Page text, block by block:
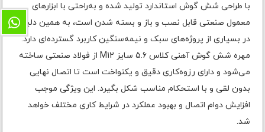
با طراحی شش گوش استاندارد تولید شده و به‌راحتی با ابزارهای
معمول صنعتی قابل نصب و باز و بسته شدن است، به همین دلیل
در بسیاری از پروژه‌های سبک و نیمه‌سنگین کاربرد گسترده‌ای دارد.
مهره شش گوش آهنی کلاس 5.6 سایز M12 از فولاد صنعتی ساخته
می‌شود و دارای رزوه‌کاری دقیق و یکنواخت است تا اتصال نهایی
بدون لقی و با استحکام مناسب شکل بگیرد. این ویژگی موجب
افزایش دوام اتصال و بهبود عملکرد در شرایط کاری مختلف خواهد
شد.